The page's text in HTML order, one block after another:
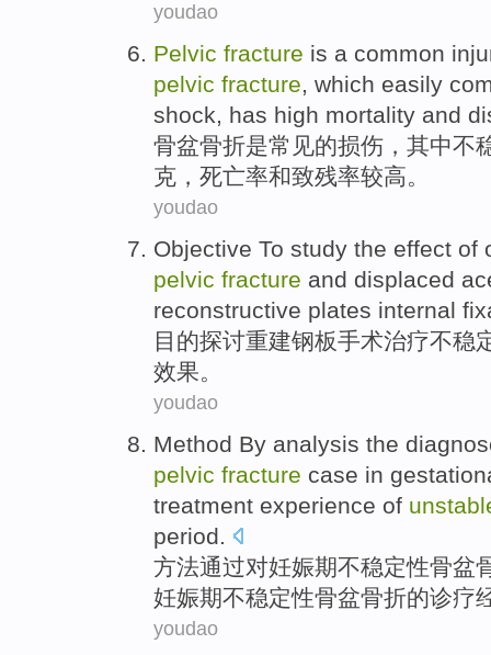
youdao
Pelvic fracture is a common
pelvic fracture, which easily
shock, has high mortality and
骨盆骨折是常见的损伤 ， 其中不
克 ， 死亡率和致残率较高。
youdao
Objective To study the effect of
pelvic fracture and displaced
reconstructive plates internal
目的探讨重建钢板手术治疗不稳
效果。
youdao
Method By analysis the
pelvic fracture case in
treatment experience of
period.
方法通过对妊娠期不稳定性骨盆
妊娠期不稳定性骨盆骨折的诊疗
youdao